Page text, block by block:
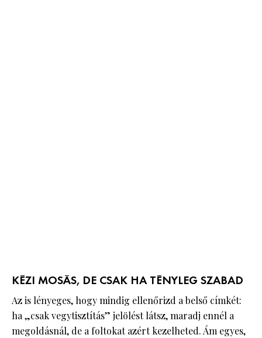
KÉZI MOSÁS, DE CSAK HA TÉNYLEG SZABAD
Az is lényeges, hogy mindig ellenőrizd a belső címkét:
ha „csak vegytisztítás” jelölést látsz, maradj ennél a
megoldásnál, de a foltokat azért kezelheted. Ám egyes,